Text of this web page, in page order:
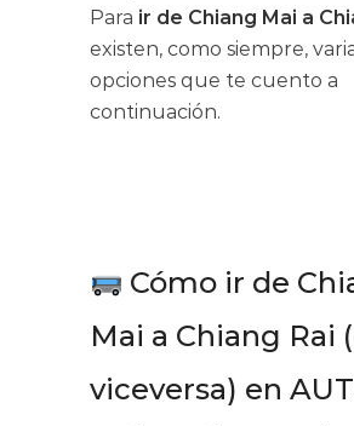
Para ir de Chiang Mai a
existen, como siempre,
opciones que te cuento a
continuación.
Cómo ir de
Mai a Chiang Rai
viceversa) en